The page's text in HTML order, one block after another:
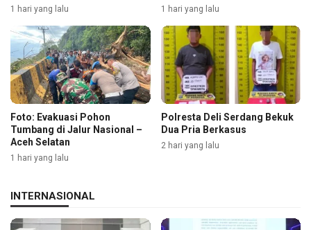
1 hari yang lalu 1 hari yang lalu
Foto: Evakuasi Pohon
Tumbang di Jalur Nasional –
Aceh Selatan
1 hari yang lalu
Polresta Deli Serdang Bekuk
Dua Pria Berkasus
2 hari yang lalu
INTERNASIONAL